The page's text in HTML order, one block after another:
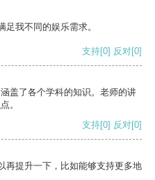
我不同的娱乐需求。
支持[0] 反对[0]
盖了各个学科的知识。老师的讲
。
支持[0] 反对[0]
再提升一下，比如能够支持更多地